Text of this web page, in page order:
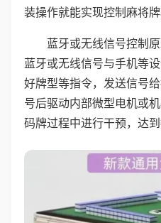
装操作就能实现控制麻将牌
蓝牙或无线信号控制
蓝牙或无线信号与手机等
好牌型等指令，发送信号
号后驱动内部微型电机或
码牌过程中进行干预，达到